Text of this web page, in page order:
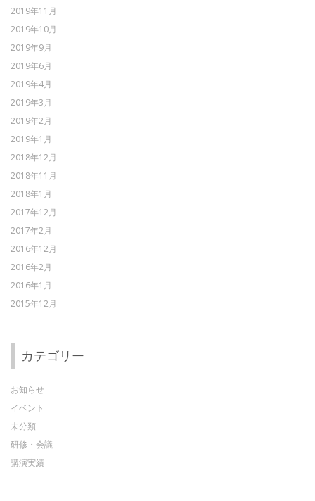
2019年11月
2019年10月
2019年9月
2019年6月
2019年4月
2019年3月
2019年2月
2019年1月
2018年12月
2018年11月
2018年1月
2017年12月
2017年2月
2016年12月
2016年2月
2016年1月
2015年12月
カテゴリー
お知らせ
イベント
未分類
研修・会議
講演実績